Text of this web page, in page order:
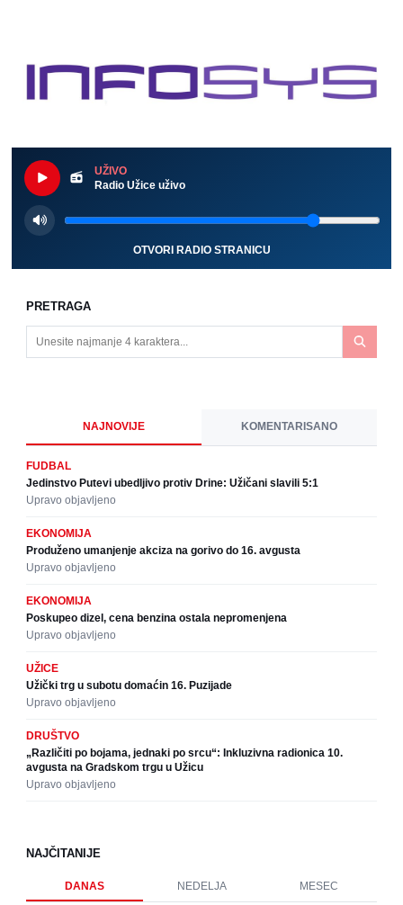
UŽIVO
Radio Užice uživo
OTVORI RADIO STRANICU
PRETRAGA
NAJNOVIJE KOMENTARISANO
FUDBAL
Jedinstvo Putevi ubedljivo protiv Drine: Užičani slavili 5:1
Upravo objavljeno
EKONOMIJA
Produženo umanjenje akciza na gorivo do 16. avgusta
Upravo objavljeno
EKONOMIJA
Poskupeo dizel, cena benzina ostala nepromenjena
Upravo objavljeno
UŽICE
Užički trg u subotu domaćin 16. Puzijade
Upravo objavljeno
DRUŠTVO
„Različiti po bojama, jednaki po srcu“: Inkluzivna radionica 10.
avgusta na Gradskom trgu u Užicu
Upravo objavljeno
NAJČITANIJE
DANAS NEDELJA MESEC